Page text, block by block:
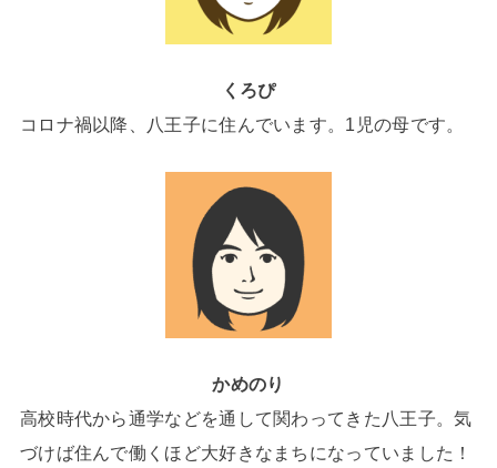
くろぴ
コロナ禍以降、八王子に住んでいます。1児の母です。
かめのり
高校時代から通学などを通して関わってきた八王子。気
づけば住んで働くほど大好きなまちになっていました！